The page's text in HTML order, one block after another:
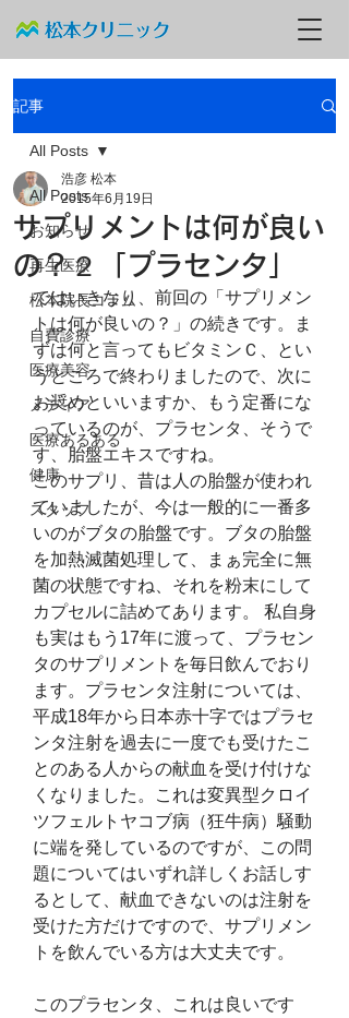
記事
All Posts
お知らせ
再生医療
松本院長コラム
自費診療
医療美容
メディア
医療あるある
健康
スタッフ
All Posts
サプリメントは何が良い
の？２「プラセンタ」
浩彦 松本
2015年6月19日
ではいきなり、前回の「サプリメン
トは何が良いの？」の続きです。ま
ずは何と言ってもビタミンＣ、とい
うところで終わりましたので、次に
お奨めといいますか、もう定番にな
っているのが、プラセンタ、そうで
す、胎盤エキスですね。
このサプリ、昔は人の胎盤が使われ
ていましたが、今は一般的に一番多
いのがブタの胎盤です。ブタの胎盤
を加熱滅菌処理して、まぁ完全に無
菌の状態ですね、それを粉末にして
カプセルに詰めてあります。 私自身
も実はもう17年に渡って、プラセン
タのサプリメントを毎日飲んでおり
ます。プラセンタ注射については、
平成18年から日本赤十字ではプラセ
ンタ注射を過去に一度でも受けたこ
とのある人からの献血を受け付けな
くなりました。これは変異型クロイ
ツフェルトヤコブ病（狂牛病）騒動
に端を発しているのですが、この問
題についてはいずれ詳しくお話しす
るとして、献血できないのは注射を
受けた方だけですので、サプリメン
トを飲んでいる方は大丈夫です。
このプラセンタ、これは良いです